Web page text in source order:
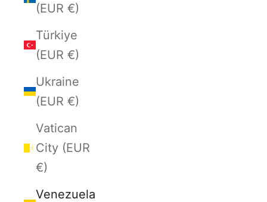
(EUR €)
Türkiye
(EUR €)
Ukraine
(EUR €)
Vatican
City (EUR
€)
Venezuela